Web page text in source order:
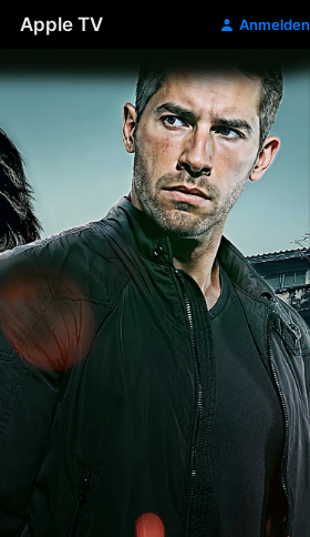
Apple TV Anmelden